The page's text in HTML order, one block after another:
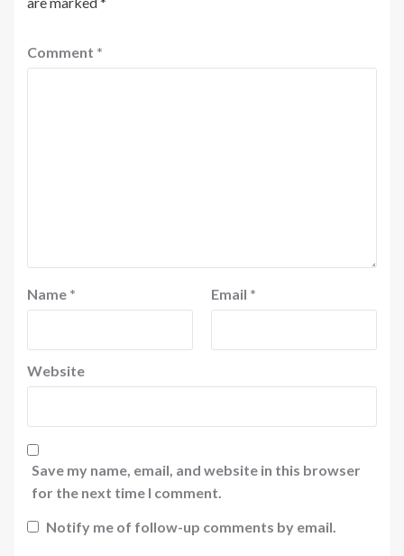
Comment *
Name * Email *
Website
Save my name, email, and website in this browser
for the next time I comment.
Notify me of follow-up comments by email.